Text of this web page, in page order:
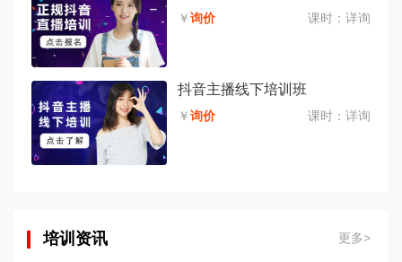
￥询价 课时： 详询
抖音主播线下培训班
￥询价 课时： 详询
培训资讯 更多>